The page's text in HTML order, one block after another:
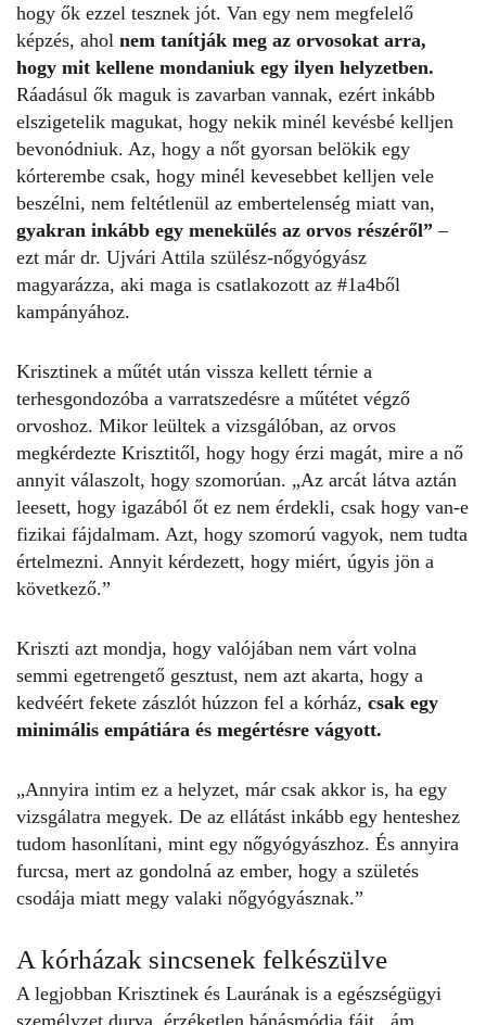
hogy ők ezzel tesznek jót. Van egy nem megfelelő
képzés, ahol nem tanítják meg az orvosokat arra,
hogy mit kellene mondaniuk egy ilyen helyzetben.
Ráadásul ők maguk is zavarban vannak, ezért inkább
elszigetelik magukat, hogy nekik minél kevésbé kelljen
bevonódniuk. Az, hogy a nőt gyorsan belökik egy
kórterembe csak, hogy minél kevesebbet kelljen vele
beszélni, nem feltétlenül az embertelenség miatt van,
gyakran inkább egy menekülés az orvos részéről” –
ezt már dr. Ujvári Attila szülész-nőgyógyász
magyarázza, aki maga is csatlakozott az #1a4ből
kampányához.
Krisztinek a műtét után vissza kellett térnie a
terhesgondozóba a varratszedésre a műtétet végző
orvoshoz. Mikor leültek a vizsgálóban, az orvos
megkérdezte Krisztitől, hogy hogy érzi magát, mire a nő
annyit válaszolt, hogy szomorúan. „Az arcát látva aztán
leesett, hogy igazából őt ez nem érdekli, csak hogy van-e
fizikai fájdalmam. Azt, hogy szomorú vagyok, nem tudta
értelmezni. Annyit kérdezett, hogy miért, úgyis jön a
következő.”
Kriszti azt mondja, hogy valójában nem várt volna
semmi egetrengető gesztust, nem azt akarta, hogy a
kedvéért fekete zászlót húzzon fel a kórház, csak egy
minimális empátiára és megértésre vágyott.
„Annyira intim ez a helyzet, már csak akkor is, ha egy
vizsgálatra megyek. De az ellátást inkább egy henteshez
tudom hasonlítani, mint egy nőgyógyászhoz. És annyira
furcsa, mert az gondolná az ember, hogy a születés
csodája miatt megy valaki nőgyógyásznak.”
A kórházak sincsenek felkészülve
A legjobban Krisztinek és Laurának is a egészségügyi
személyzet durva, érzéketlen bánásmódja fájt, ám